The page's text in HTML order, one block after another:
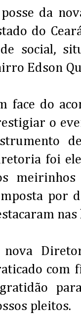
da
do
social,
Edson
face do
o
foi
meirinhos
por
com
pleitos.